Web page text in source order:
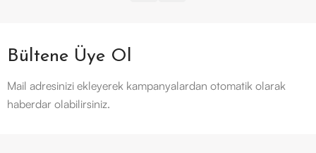
Bültene Üye Ol
Mail adresinizi ekleyerek kampanyalardan otomatik olarak
haberdar olabilirsiniz.